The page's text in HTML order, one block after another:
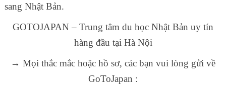
sang Nhật Bản.
GOTOJAPAN – Trung tâm du học Nhật Bản uy tín
hàng đầu tại Hà Nội
→ Mọi thắc mắc hoặc hồ sơ, các bạn vui lòng gửi về
GoToJapan :